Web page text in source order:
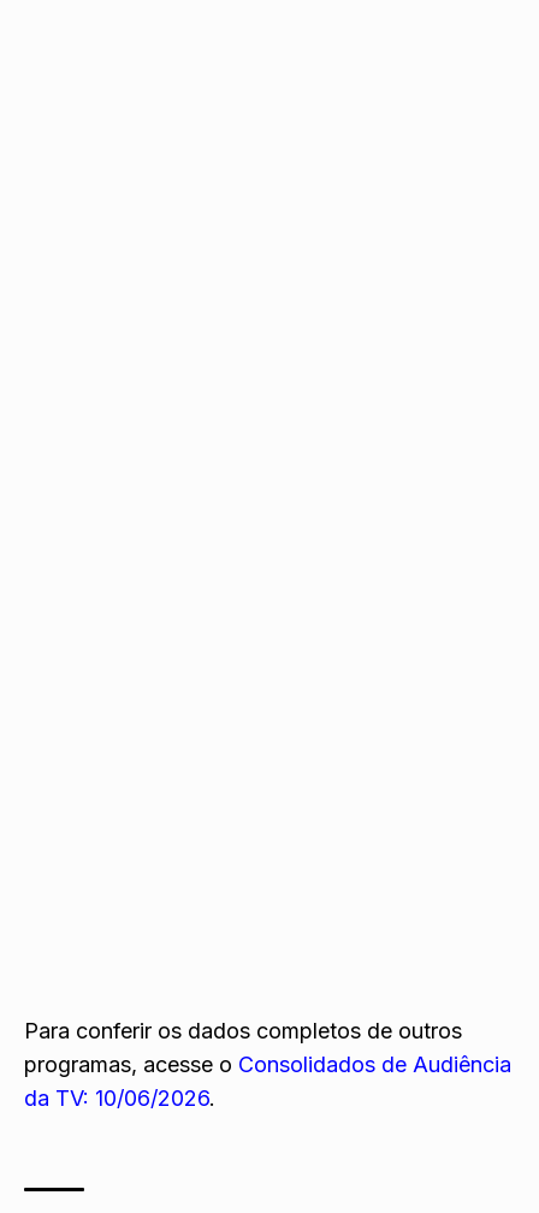
Para conferir os dados completos de outros
programas, acesse o Consolidados de Audiência
da TV: 10/06/2026.